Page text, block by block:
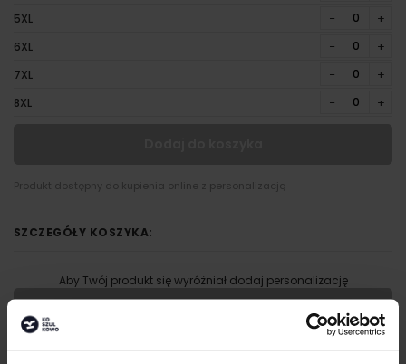
5XL − +
6XL − +
7XL − +
8XL − +
Produkt dostępny do kupienia online z personalizacją
SZCZEGÓŁY KOSZYKA:
Aby Twój produkt się wyróżniał dodaj personalizację